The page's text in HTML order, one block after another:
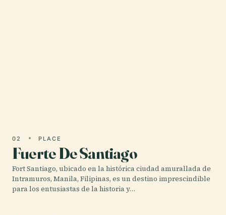
02 PLACE
Fuerte De Santiago
Fort Santiago, ubicado en la histórica ciudad amurallada de
Intramuros, Manila, Filipinas, es un destino imprescindible
para los entusiastas de la historia y…